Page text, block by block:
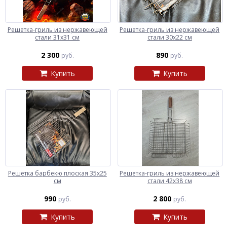
Решетка-гриль из нержавеющей
стали 31х31 см
2 300 руб.
Купить
Решетка-гриль из нержавеющей
стали 30х22 см
890 руб.
Купить
Решетка барбекю плоская 35х25
см
990 руб.
Купить
Решетка-гриль из нержавеющей
стали 42х38 см
2 800 руб.
Купить